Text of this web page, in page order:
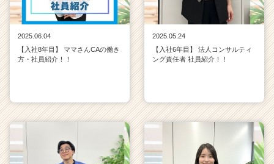
2025.06.04
【入社8年目】 ママさんCAの働き
方・社員紹介！！
2025.05.24
【入社6年目】 法人コンサルティ
ング責任者 社員紹介！！